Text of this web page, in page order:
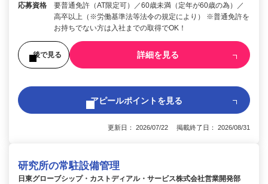
応募資格
要普通免許（AT限定可）／60歳未満（定年が60歳の為）／
高卒以上（※労働基準法等法令の規定により） ※普通免許を
お持ちでない方は入社までの取得でOK！
後で見る 詳細を見る
アピールポイントを見る
更新日： 2026/07/22 掲載終了日： 2026/08/31
研究所の常駐設備管理
日東グローブシップ・カストディアル・サービス株式会社営業開発部